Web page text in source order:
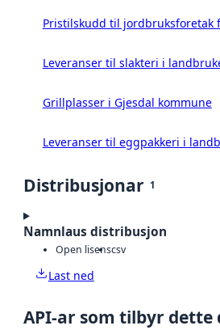
Pristilskudd til jordbruksforetak
Leveranser til slakteri i
Grillplasser i Gjesdal kommune
Leveranser til eggpakkeri i
Distribusjonar 1
Namnlaus distribusjon
Open lisenscsv
Last ned
API-ar som tilbyr